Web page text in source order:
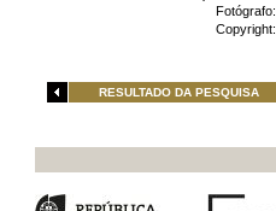
Fotógrafo:
Copyright:
RESULTADO DA PESQUISA